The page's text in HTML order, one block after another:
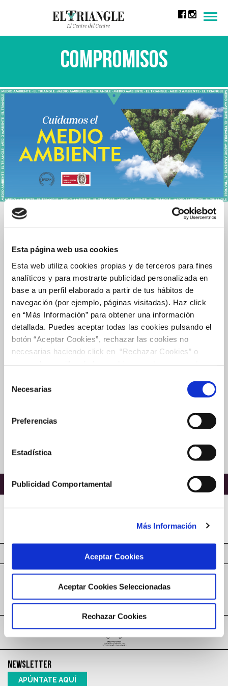
Esta página web usa cookies
Esta web utiliza cookies propias y de terceros para fines
analíticos y para mostrarte publicidad personalizada en
base a un perfil elaborado a partir de tus hábitos de
navegación (por ejemplo, páginas visitadas). Haz click
en “Más Información” para obtener una información
detallada. Puedes aceptar todas las cookies pulsando el
botón “Aceptar Cookies”, rechazar las cookies no
necesarias haciendo click en “Rechazar Cookies” o
Necesarias
Preferencias
Estadística
Publicidad Comportamental
Más Información
Aceptar Cookies
Aceptar Cookies Seleccionadas
Rechazar Cookies
Compromisos
El Centro Comercial en su continua búsqueda hacia la
calidad ha mejorado la certificación de BREEAM ES EN
USO que lo califica como edificio sostenible:
Ecología y Biodiversidad
Gestión del Agua
Mejora de las partes expuestas del edificio,
la operación, funcionamiento y mantenimiento del
Así como diversas mejoras en el edificio con el fin de
que este se adapte a demandas futuras incluyendo las
VOLVER A PROMOCIONES
NEWSLETTER
APÚNTATE AQUÍ